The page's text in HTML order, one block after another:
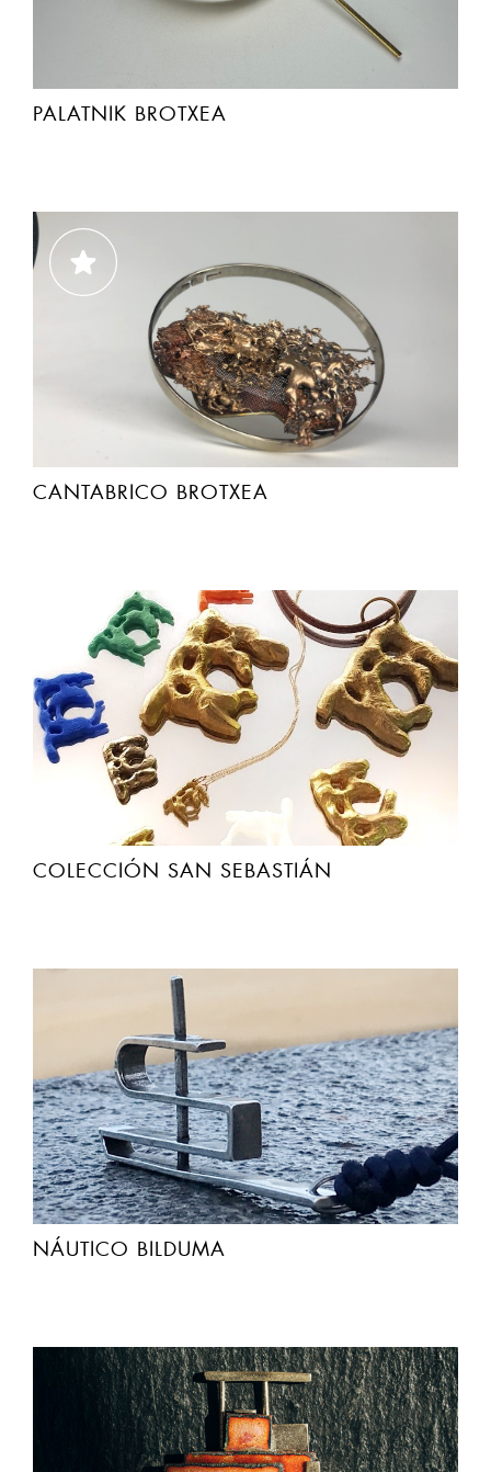
PALATNIK BROTXEA
CANTABRICO BROTXEA
COLECCIÓN SAN SEBASTIÁN
NÁUTICO BILDUMA